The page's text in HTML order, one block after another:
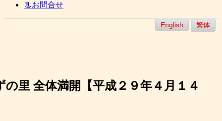
📃お問合せ
English 繁体
里 全体満開【平成２９年４月１４